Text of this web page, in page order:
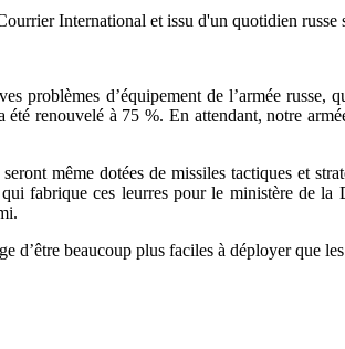
International et issu d'un quotidien russe
problèmes d’équipement de l’armée
été renouvelé à 75 %. En attendant, notre
même dotées de missiles tactiques et
fabrique ces leurres pour le ministère de
d’être beaucoup plus faciles à déployer que